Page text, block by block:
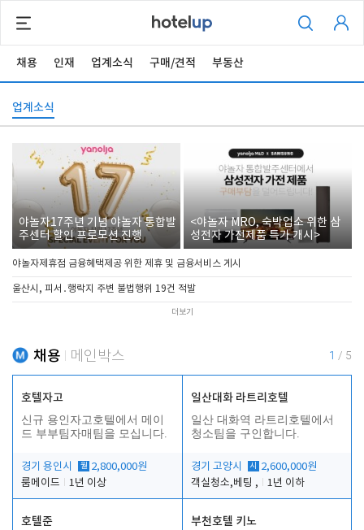
채용 인재 업계소식 구매/견적 부동산
업계소식
야놀자17주년 기념 야놀자 통합발
주센터 할인 프로모션 진행
<야놀자 MRO, 숙박업소 위한 삼
성전자 가전제품 특가 개시>
야놀자제휴점 금융혜택제공 위한 제휴 및 금융서비스 게시
울산시, 피서․행락지 주변 불법행위 19건 적발
더보기
채용 메인박스 1 / 5
호텔자고
신규 용인자고호텔에서 메이
드 부부팀자매팀을 모십니다.
경기 용인시 월 2,800,000원
룸메이드
1년 이상
일산대화 라트리호텔
일산 대화역 라트리호텔에서
청소팀을 구인합니다.
경기 고양시 시
2,600,000원
객실청소,베팅 ,
1년 이하
호텔준 부천호텔 키노